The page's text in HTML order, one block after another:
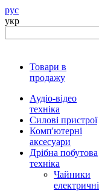
рус
укр
Товари в
продажу
Аудіо-відео
техніка
Силові пристрої
Комп'ютерні
аксесуари
Дрібна побутова
техніка
Чайники
електричні